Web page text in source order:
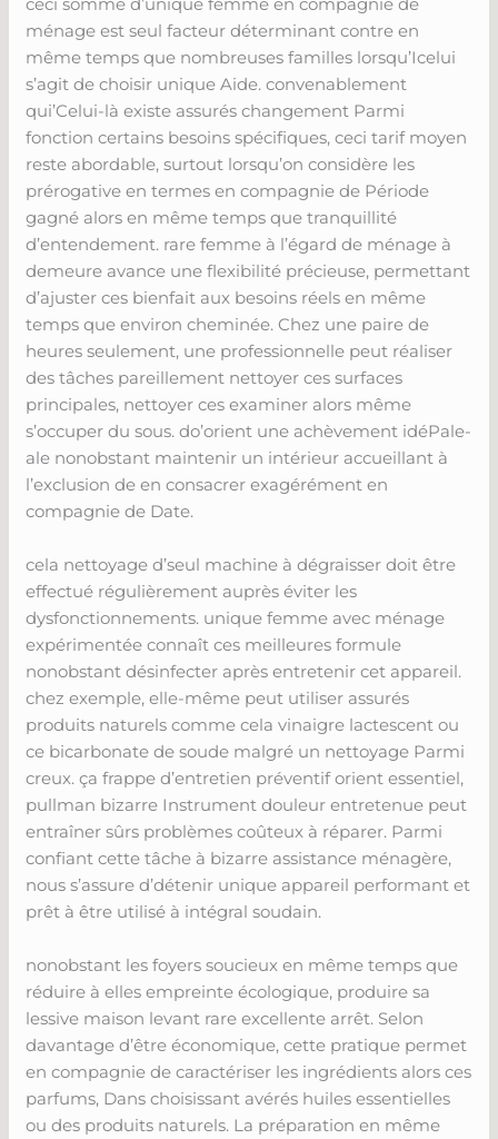
ménage est seul facteur déterminant contre en
même temps que nombreuses familles lorsqu’Icelui
s’agit de choisir unique Aide. convenablement
qui’Celui-là existe assurés changement Parmi
fonction certains besoins spécifiques, ceci tarif moyen
reste abordable, surtout lorsqu’on considère les
prérogative en termes en compagnie de Période
gagné alors en même temps que tranquillité
d’entendement. rare femme à l’égard de ménage à
demeure avance une flexibilité précieuse, permettant
d’ajuster ces bienfait aux besoins réels en même
temps que environ cheminée. Chez une paire de
heures seulement, une professionnelle peut réaliser
des tâches pareillement nettoyer ces surfaces
principales, nettoyer ces examiner alors même
s’occuper du sous. do’orient une achèvement idéPale-
ale nonobstant maintenir un intérieur accueillant à
l’exclusion de en consacrer exagérément en
compagnie de Date.
cela nettoyage d’seul machine à dégraisser doit être
effectué régulièrement auprès éviter les
dysfonctionnements. unique femme avec ménage
expérimentée connaît ces meilleures formule
nonobstant désinfecter après entretenir cet appareil.
chez exemple, elle-même peut utiliser assurés
produits naturels comme cela vinaigre lactescent ou
ce bicarbonate de soude malgré un nettoyage Parmi
creux. ça frappe d’entretien préventif orient essentiel,
pullman bizarre Instrument douleur entretenue peut
entraîner sûrs problèmes coûteux à réparer. Parmi
confiant cette tâche à bizarre assistance ménagère,
nous s’assure d’détenir unique appareil performant et
prêt à être utilisé à intégral soudain.
nonobstant les foyers soucieux en même temps que
réduire à elles empreinte écologique, produire sa
lessive maison levant rare excellente arrêt. Selon
davantage d’être économique, cette pratique permet
en compagnie de caractériser les ingrédients alors ces
parfums, Dans choisissant avérés huiles essentielles
ou des produits naturels. La préparation en même